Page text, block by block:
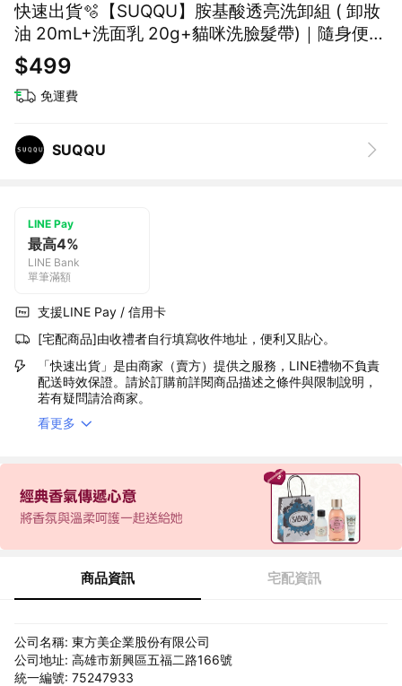
快速出貨🫧【SUQQU】胺基酸透亮洗卸組 ( 卸妝
油 20mL+洗面乳 20g+貓咪洗臉髮帶)｜隨身便攜
旅行外出｜生日快樂｜送禮自用
$499
免運費
SUQQU
LINE Pay
最高4%
LINE Bank
單筆滿額
支援LINE Pay / 信用卡
[宅配商品]由收禮者自行填寫收件地址，便利又貼心。
「快速出貨」是由商家（賣方）提供之服務，LINE禮物不負責
配送時效保證。請於訂購前詳閱商品描述之條件與限制說明，
若有疑問請洽商家。
看更多
商品資訊 宅配資訊
公司名稱: 東方美企業股份有限公司
公司地址: 高雄市新興區五福二路166號
統一編號: 75247933